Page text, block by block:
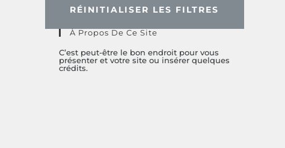
RÉINITIALISER LES FILTRES
À Propos De Ce Site
C’est peut-être le bon endroit pour vous
présenter et votre site ou insérer quelques
crédits.